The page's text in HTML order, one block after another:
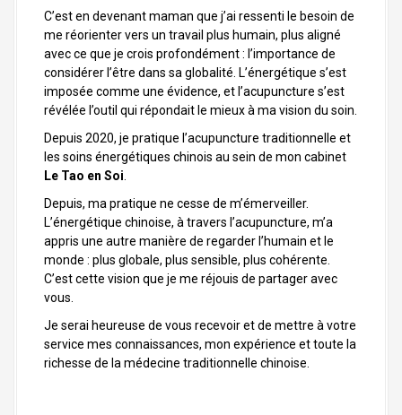
C’est en devenant maman que j’ai ressenti le besoin de
me réorienter vers un travail plus humain, plus aligné
avec ce que je crois profondément : l’importance de
considérer l’être dans sa globalité. L’énergétique s’est
imposée comme une évidence, et l’acupuncture s’est
révélée l’outil qui répondait le mieux à ma vision du soin.
Depuis 2020, je pratique l’acupuncture traditionnelle et
les soins énergétiques chinois au sein de mon cabinet
Le Tao en Soi
Depuis, ma pratique ne cesse de m’émerveiller.
L’énergétique chinoise, à travers l’acupuncture, m’a
appris une autre manière de regarder l’humain et le
monde : plus globale, plus sensible, plus cohérente.
C’est cette vision que je me réjouis de partager avec
vous.
Je serai heureuse de vous recevoir et de mettre à votre
service mes connaissances, mon expérience et toute la
richesse de la médecine traditionnelle chinoise.